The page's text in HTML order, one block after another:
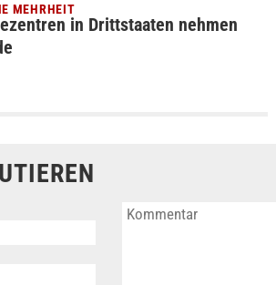
MEHRHEIT
in Drittstaaten nehmen